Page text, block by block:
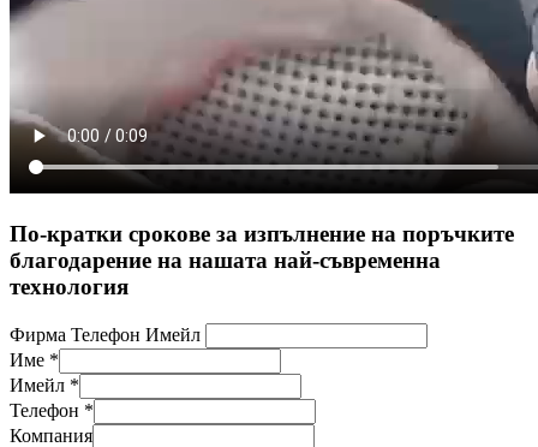
По-кратки срокове за изпълнение на поръчките
благодарение на нашата най-съвременна
технология
Фирма Телефон Имейл
Име *
Имейл *
Телефон *
Компания